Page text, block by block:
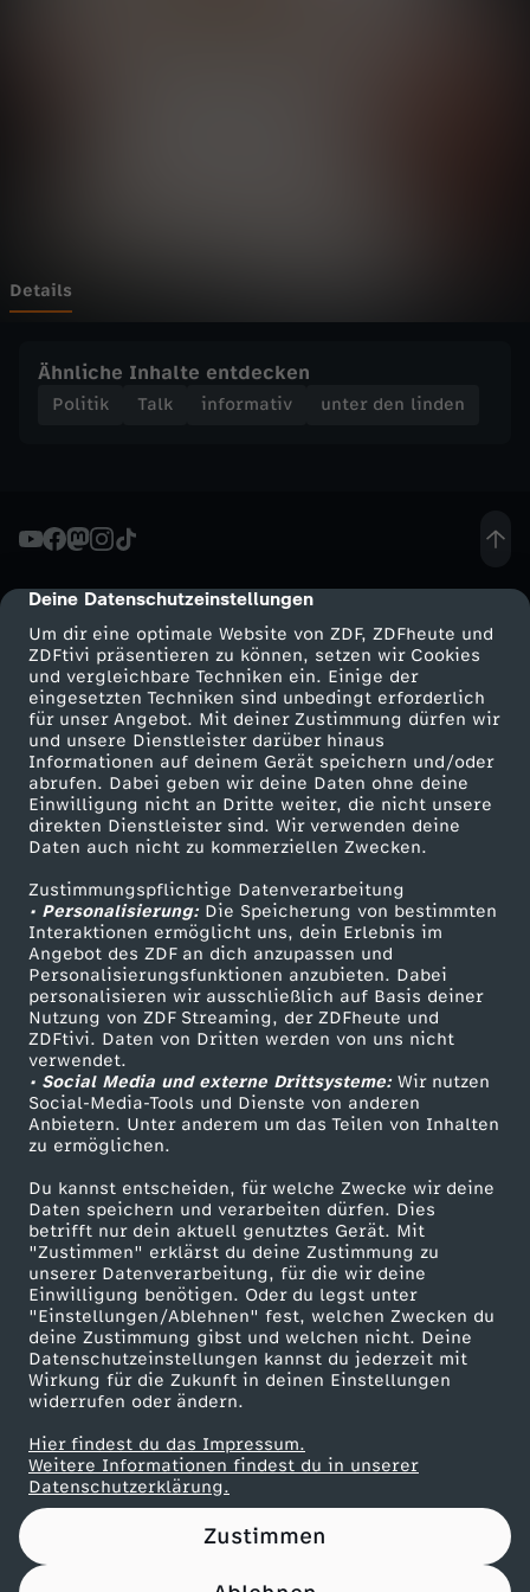
cmp-dialog-description
Deine Datenschutzeinstellungen
Um dir eine optimale Website von ZDF, ZDFheute und
ZDFtivi präsentieren zu können, setzen wir Cookies
und vergleichbare Techniken ein. Einige der
eingesetzten Techniken sind unbedingt erforderlich
für unser Angebot. Mit deiner Zustimmung dürfen wir
und unsere Dienstleister darüber hinaus
Informationen auf deinem Gerät speichern und/oder
abrufen. Dabei geben wir deine Daten ohne deine
Einwilligung nicht an Dritte weiter, die nicht unsere
direkten Dienstleister sind. Wir verwenden deine
Daten auch nicht zu kommerziellen Zwecken.
Zustimmungspflichtige Datenverarbeitung
• Personalisierung:Die Speicherung von bestimmten
Interaktionen ermöglicht uns, dein Erlebnis im
Angebot des ZDF an dich anzupassen und
Personalisierungsfunktionen anzubieten. Dabei
personalisieren wir ausschließlich auf Basis deiner
Nutzung von ZDF Streaming, der ZDFheute und
ZDFtivi. Daten von Dritten werden von uns nicht
verwendet.
• Social Media und externe Drittsysteme:Wir nutzen
Social-Media-Tools und Dienste von anderen
Anbietern. Unter anderem um das Teilen von Inhalten
zu ermöglichen.
Du kannst entscheiden, für welche Zwecke wir deine
Daten speichern und verarbeiten dürfen. Dies
betrifft nur dein aktuell genutztes Gerät. Mit
"Zustimmen" erklärst du deine Zustimmung zu
unserer Datenverarbeitung, für die wir deine
Einwilligung benötigen. Oder du legst unter
"Einstellungen/Ablehnen" fest, welchen Zwecken du
deine Zustimmung gibst und welchen nicht. Deine
Datenschutzeinstellungen kannst du jederzeit mit
Wirkung für die Zukunft in deinen Einstellungen
widerrufen oder ändern.
Hier findest du das Impressum.
Weitere Informationen findest du in unserer
Datenschutzerklärung.
Zustimmen
e
-
e
h
r
h
e
i
t
g
e
s
u
c
h
t
–
K
o
m
Details
Ähnliche Inhalte entdecken
Politik Talk informativ unter den linden
Mehr ZDF
ZDF-Apps
Smart TV
ZDFtext
Livestreams
Sendungen A-Z
TV-Programm
Service
ZDFmitreden
Kontakt zum ZDF
Tickets
Zuschauerservice
Hilfe
ZDF Unternehmen
Karriere
ZDF goes Schule
Werbefernsehen
Mainzelmännchen
Partner